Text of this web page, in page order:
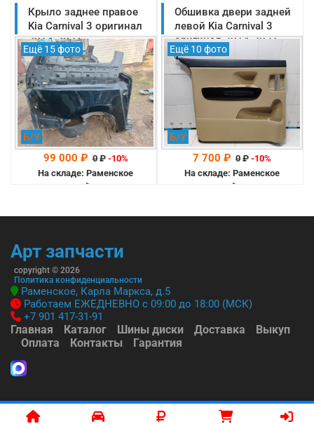
Крыло заднее правое
Kia Carnival 3 оригинал
2014-2021
(71504A9C00)
Ещё 15 фото
Б/У
99 000 ₽ 0₽ -10%
На складе: Раменское
-->
Обшивка двери задней
левой Kia Carnival 3
оригинал 2014-2021
(83305A9110KK8)
Ещё 10 фото
Б/У
7 700 ₽ 0 ₽ -10%
На складе: Раменское
-->
Арт запчасти
copyright © 2026
Политика конфиденциальности
Раменское, Карла Маркса, д.5
Работаем ЕЖЕДНЕВНО с 09:00 до 18:00 (МСК)
+7 901 417-31-91
Главная Каталог Шины диски Доставка
Выкуп
Оплата
Контакты Гарантия